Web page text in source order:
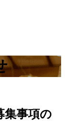
集事項の